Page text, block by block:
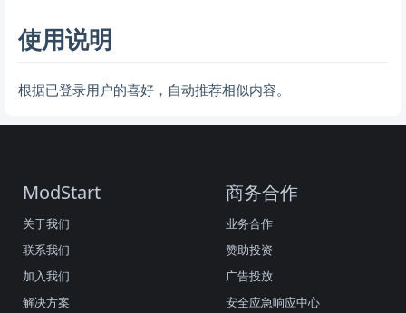
使用说明
根据已登录用户的喜好，自动推荐相似内容。
ModStart
关于我们
联系我们
加入我们
解决方案
商务合作
业务合作
赞助投资
广告投放
安全应急响应中心